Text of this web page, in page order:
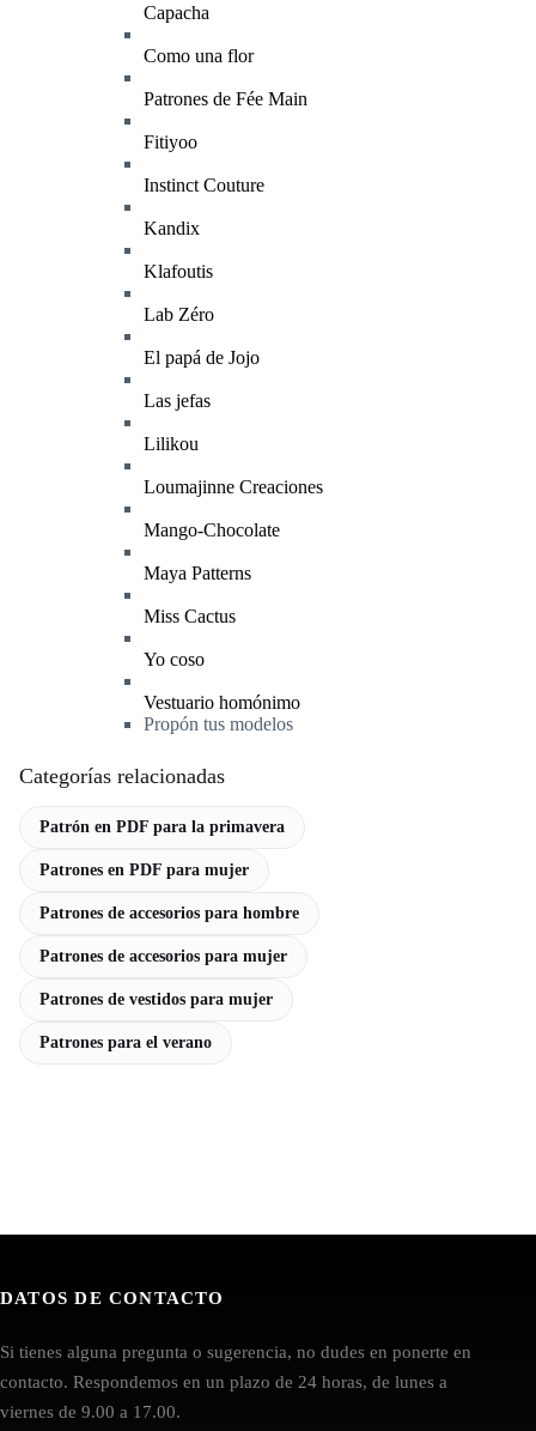
Capacha
Como una flor
Patrones de Fée Main
Fitiyoo
Instinct Couture
Kandix
Klafoutis
Lab Zéro
El papá de Jojo
Las jefas
Lilikou
Loumajinne Creaciones
Mango-Chocolate
Maya Patterns
Miss Cactus
Yo coso
Vestuario homónimo
Propón tus modelos
Categorías relacionadas
Patrón en PDF para la primavera
Patrones en PDF para mujer
Patrones de accesorios para hombre
Patrones de accesorios para mujer
Patrones de vestidos para mujer
Patrones para el verano
DATOS DE CONTACTO
Si tienes alguna pregunta o sugerencia, no dudes en ponerte en
contacto. Respondemos en un plazo de 24 horas, de lunes a
viernes de 9.00 a 17.00.